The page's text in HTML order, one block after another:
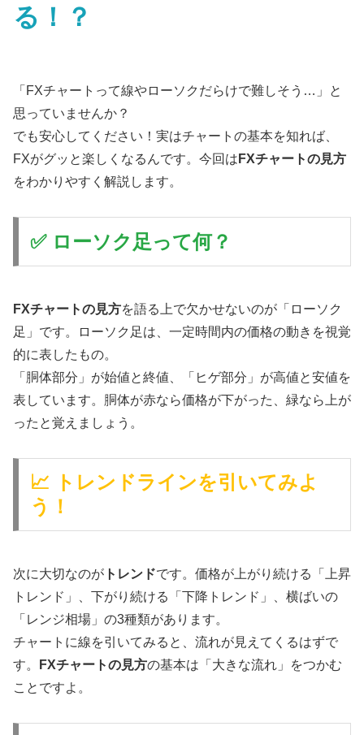
る！？
「FXチャートって線やローソクだらけで難しそう…」と
思っていませんか？
でも安心してください！実はチャートの基本を知れば、
FXがグッと楽しくなるんです。今回は FXチャートの見方
をわかりやすく解説します。
✅ ローソク足って何？
FXチャートの見方を語る上で欠かせないのが「ローソク
足」です。ローソク足は、一定時間内の価格の動きを視覚
的に表したもの。
「胴体部分」が始値と終値、「ヒゲ部分」が高値と安値を
表しています。胴体が赤なら価格が下がった、緑なら上が
ったと覚えましょう。
📈 トレンドラインを引いてみよ
う！
次に大切なのが トレンドです。価格が上がり続ける「上昇
トレンド」、下がり続ける「下降トレンド」、横ばいの
「レンジ相場」の3種類があります。
チャートに線を引いてみると、流れが見えてくるはずで
す。
FXチャートの見方の基本は「大きな流れ」をつかむ
ことですよ。